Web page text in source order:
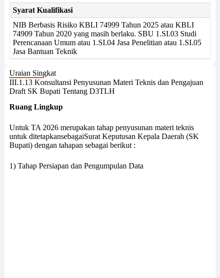
Syarat Kualifikasi
NIB Berbasis Risiko KBLI 74999 Tahun 2025 atau KBLI
74909 Tahun 2020 yang masih berlaku. SBU 1.SI.03 Studi
Perencanaan Umum atau 1.SI.04 Jasa Penelitian atau 1.SI.05
Jasa Bantuan Teknik
Uraian Singkat
III.1.13 Konsultansi Penyusunan Materi Teknis dan Pengajuan
Draft SK Bupati Tentang D3TLH
Ruang Lingkup
Untuk TA 2026 merupakan tahap penyusunan materi teknis
untuk ditetapkansebagaiSurat Keputusan Kepala Daerah (SK
Bupati) dengan tahapan sebagai berikut :
1) Tahap Persiapan dan Pengumpulan Data